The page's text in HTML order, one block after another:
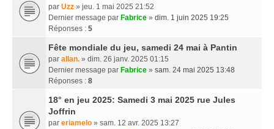
par Uzz » jeu. 1 mai 2025 21:52
Dernier message par Fabrice » dim. 1 juin 2025 19:25
Réponses : 5
Fête mondiale du jeu, samedi 24 mai à Pantin
par allan. » dim. 26 janv. 2025 01:15
Dernier message par Fabrice » sam. 24 mai 2025 13:48
Réponses : 8
18° en jeu 2025: Samedi 3 mai 2025 rue Jules
Joffrin
par eriamelo » sam. 12 avr. 2025 13:27